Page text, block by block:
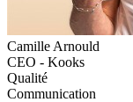
Camille Arnould
CEO - Kooks
Qualité
Communication